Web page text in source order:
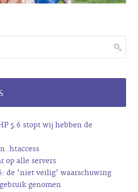
5.6 stopt wij hebben de
.htaccess
op alle servers
de 'niet veilig' waarschuwing
genomen